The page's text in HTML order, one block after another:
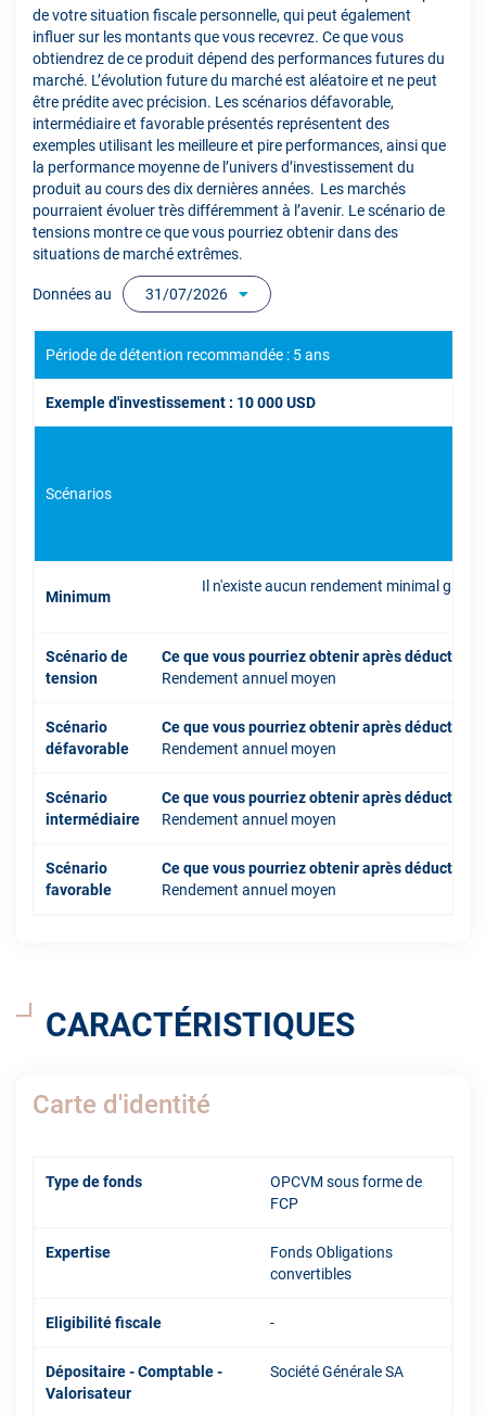
de votre situation fiscale personnelle, qui peut également
influer sur les montants que vous recevrez. Ce que vous
obtiendrez de ce produit dépend des performances futures du
marché. L’évolution future du marché est aléatoire et ne peut
être prédite avec précision. Les scénarios défavorable,
intermédiaire et favorable présentés représentent des
exemples utilisant les meilleure et pire performances, ainsi que
la performance moyenne de l’univers d’investissement du
produit au cours des dix dernières années. Les marchés
pourraient évoluer très différemment à l’avenir. Le scénario de
tensions montre ce que vous pourriez obtenir dans des
situations de marché extrêmes.
Données au 31/07/2026
Période de détention recommandée : 5 ans
Exemple d'investissement : 10 000 USD
Scénarios
Minimum
Il n'existe aucun rendement minimal
Scénario de
tension
Ce que vous pourriez obtenir après déduction
Rendement annuel moyen
Scénario
défavorable
Ce que vous pourriez obtenir après déduction
Rendement annuel moyen
Scénario
intermédiaire
Ce que vous pourriez obtenir après déduction
Rendement annuel moyen
Scénario
favorable
Ce que vous pourriez obtenir après déduction
Rendement annuel moyen
CARACTÉRISTIQUES
Carte d'identité
Type de fonds
OPCVM sous forme de
FCP
Expertise
Fonds Obligations
convertibles
Eligibilité fiscale -
Dépositaire - Comptable -
Valorisateur
Société Générale SA